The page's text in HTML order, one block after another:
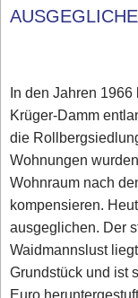
In den Jahren
Krüger-Damm
die
Wohnungen
Wohnraum nach
kompensieren.
ausgeglichen. Der
Waidmannslust
Grundstück und ist